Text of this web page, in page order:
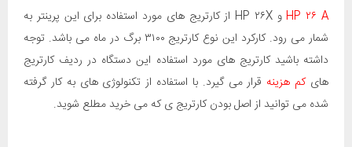
HP ۲۶ A
و HP ۲۶X از کارتریج های مورد استفاده برای این پرینتر به
شمار می رود. کارکرد این نوع کارتریج ۳۱۰۰ برگ در ماه می باشد. توجه
داشته باشید کارتریج های مورد استفاده این دستگاه در ردیف کارتریج
هایکم هزینه قرار می گیرد. با استفاده از تکنولوژی های به کار گرفته
شده می توانید از اصل بودن کارتریج ی که می خرید مطلع شوید.